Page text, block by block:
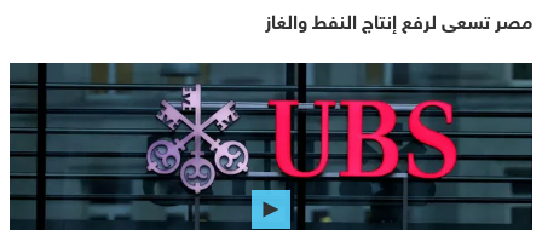
مصر تسعى لرفع إنتاج النفط والغاز